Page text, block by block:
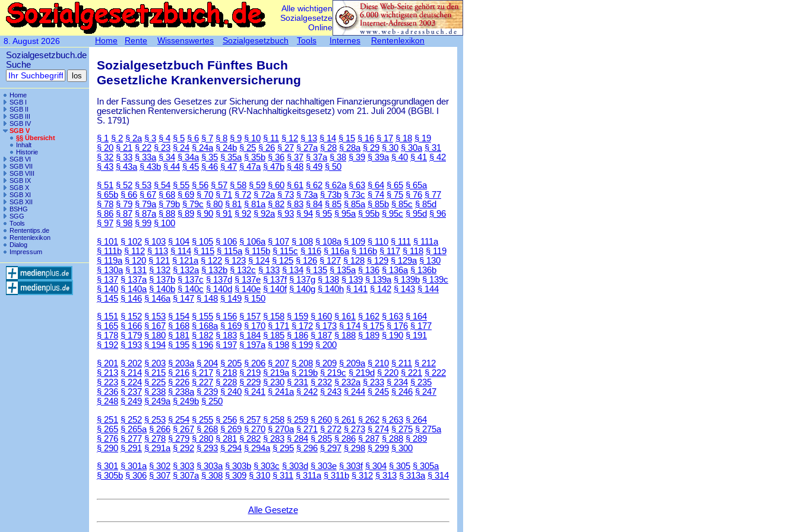
Alle wichtigen
Sozialgesetze
Online
8. August 2026
Sozialgesetzbuch.de
Suche
Home
SGB I
SGB II
SGB III
SGB IV
SGB V
§§ Übersicht
Inhalt
Historie
SGB VI
SGB VII
SGB VIII
SGB IX
SGB X
SGB XI
SGB XII
BSHG
SGG
Tools
Rententips.de
Rentenlexikon
Dialog
Impressum
Sozialgesetzbuch Fünftes Buch
Gesetzliche Krankenversicherung
In der Fassung des Gesetzes zur Sicherung der nachhaltigen Finanzierungsgrundlagen der
gesetzlichen Rentenversicherung (RV-Nachhaltigkeitsgesetz) vom 21. Juli 2004 (BGBl. I
S. 1791)
§ 1 § 2 § 2a § 3 § 4 § 5 § 6 § 7 § 8 § 9 § 10 § 11 § 12 § 13 § 14 § 15 § 16 § 17 § 18 § 19
§ 20 § 21 § 22 § 23 § 24 § 24a § 24b § 25 § 26 § 27 § 27a § 28 § 28a § 29 § 30 § 30a § 31
§ 32 § 33 § 33a § 34 § 34a § 35 § 35a § 35b § 36 § 37 § 37a § 38 § 39 § 39a § 40 § 41 § 42
§ 43 § 43a § 43b § 44 § 45 § 46 § 47 § 47a § 47b § 48 § 49 § 50
§ 51 § 52 § 53 § 54 § 55 § 56 § 57 § 58 § 59 § 60 § 61 § 62 § 62a § 63 § 64 § 65 § 65a
§ 65b § 66 § 67 § 68 § 69 § 70 § 71 § 72 § 72a § 73 § 73a § 73b § 73c § 74 § 75 § 76 § 77
§ 78 § 79 § 79a § 79b § 79c § 80 § 81 § 81a § 82 § 83 § 84 § 85 § 85a § 85b § 85c § 85d
§ 86 § 87 § 87a § 88 § 89 § 90 § 91 § 92 § 92a § 93 § 94 § 95 § 95a § 95b § 95c § 95d § 96
§ 97 § 98 § 99 § 100
§ 101 § 102 § 103 § 104 § 105 § 106 § 106a § 107 § 108 § 108a § 109 § 110 § 111 § 111a
§ 111b § 112 § 113 § 114 § 115 § 115a § 115b § 115c § 116 § 116a § 116b § 117 § 118 § 119
§ 119a § 120 § 121 § 121a § 122 § 123 § 124 § 125 § 126 § 127 § 128 § 129 § 129a § 130
§ 130a § 131 § 132 § 132a § 132b § 132c § 133 § 134 § 135 § 135a § 136 § 136a § 136b
§ 137 § 137a § 137b § 137c § 137d § 137e § 137f § 137g § 138 § 139 § 139a § 139b § 139c
§ 140 § 140a § 140b § 140c § 140d § 140e § 140f § 140g § 140h § 141 § 142 § 143 § 144
§ 145 § 146 § 146a § 147 § 148 § 149 § 150
§ 151 § 152 § 153 § 154 § 155 § 156 § 157 § 158 § 159 § 160 § 161 § 162 § 163 § 164
§ 165 § 166 § 167 § 168 § 168a § 169 § 170 § 171 § 172 § 173 § 174 § 175 § 176 § 177
§ 178 § 179 § 180 § 181 § 182 § 183 § 184 § 185 § 186 § 187 § 188 § 189 § 190 § 191
§ 192 § 193 § 194 § 195 § 196 § 197 § 197a § 198 § 199 § 200
§ 201 § 202 § 203 § 203a § 204 § 205 § 206 § 207 § 208 § 209 § 209a § 210 § 211 § 212
§ 213 § 214 § 215 § 216 § 217 § 218 § 219 § 219a § 219b § 219c § 219d § 220 § 221 § 222
§ 223 § 224 § 225 § 226 § 227 § 228 § 229 § 230 § 231 § 232 § 232a § 233 § 234 § 235
§ 236 § 237 § 238 § 238a § 239 § 240 § 241 § 241a § 242 § 243 § 244 § 245 § 246 § 247
§ 248 § 249 § 249a § 249b § 250
§ 251 § 252 § 253 § 254 § 255 § 256 § 257 § 258 § 259 § 260 § 261 § 262 § 263 § 264
§ 265 § 265a § 266 § 267 § 268 § 269 § 270 § 270a § 271 § 272 § 273 § 274 § 275 § 275a
§ 276 § 277 § 278 § 279 § 280 § 281 § 282 § 283 § 284 § 285 § 286 § 287 § 288 § 289
§ 290 § 291 § 291a § 292 § 293 § 294 § 294a § 295 § 296 § 297 § 298 § 299 § 300
§ 301 § 301a § 302 § 303 § 303a § 303b § 303c § 303d § 303e § 303f § 304 § 305 § 305a
§ 305b § 306 § 307 § 307a § 308 § 309 § 310 § 311 § 311a § 311b § 312 § 313 § 313a § 314
Alle Gesetze
Home Rente Wissenswertes Sozialgesetzbuch Tools Internes Rentenlexikon